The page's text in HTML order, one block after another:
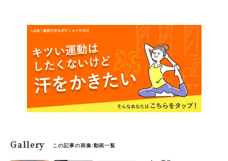
Gallery この記事の画像/動画一覧